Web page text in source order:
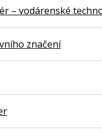
– vodárenské
značení